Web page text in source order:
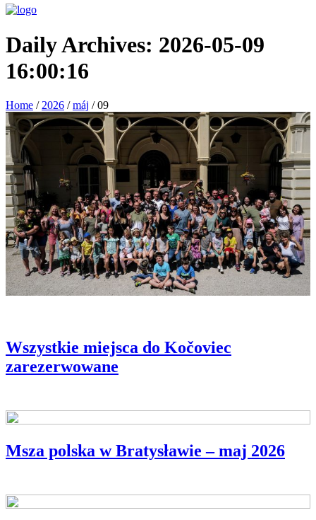
Daily Archives: 2026-05-09
16:00:16
Home / 2026 / máj / 09
Wszystkie miejsca do Kočoviec
zarezerwowane
Msza polska w Bratysławie – maj 2026